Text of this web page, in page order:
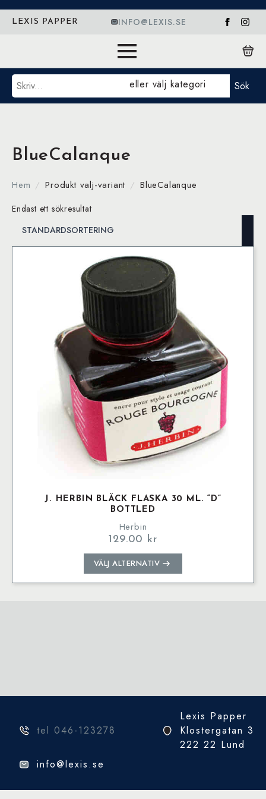
LEXIS PAPPER INFO@LEXIS.SE
Sök eller välj kategori Sök
BlueCalanque
Hem Produkt valj-variant BlueCalanque
Endast ett sökresultat
J. HERBIN BLÄCK FLASKA 30 ML. “D”
BOTTLED
Herbin
129.00 kr
VÄLJ ALTERNATIV
Den
här
produkten
tel 046-123278
Lexis Papper
Klostergatan 3
222 22 Lund
info@lexis.se